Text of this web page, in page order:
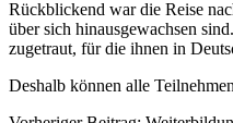
Rückblickend war die Reise
über sich hinausgewachsen
zugetraut, für die ihnen in
Deshalb können alle